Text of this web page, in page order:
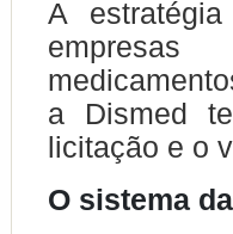
A
a Dismed
licitação e o
O sistema